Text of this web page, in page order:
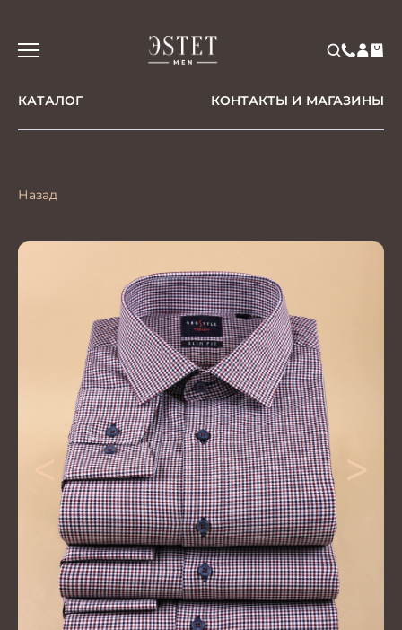
КАТАЛОГ КОНТАКТЫ И МАГАЗИНЫ
Назад
>